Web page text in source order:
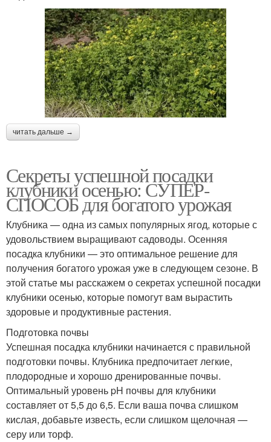
читать дальше →
Секреты успешной посадки
клубники осенью: СУПЕР-
СПОСОБ для богатого урожая
Клубника — одна из самых популярных ягод, которые с
удовольствием выращивают садоводы. Осенняя
посадка клубники — это оптимальное решение для
получения богатого урожая уже в следующем сезоне. В
этой статье мы расскажем о секретах успешной посадки
клубники осенью, которые помогут вам вырастить
здоровые и продуктивные растения.
Подготовка почвы
Успешная посадка клубники начинается с правильной
подготовки почвы. Клубника предпочитает легкие,
плодородные и хорошо дренированные почвы.
Оптимальный уровень pH почвы для клубники
составляет от 5,5 до 6,5. Если ваша почва слишком
кислая, добавьте известь, если слишком щелочная —
серу или торф.